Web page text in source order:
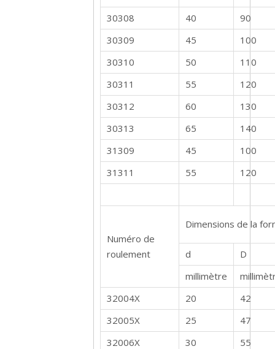
30308
40
90
30309
45
100
30310
50
110
30311
55
120
30312
60
130
30313
65
140
31309
45
100
31311
55 120
Numéro de
roulement
Dimensions de la
d
D
millimètre
32004X
20
42
32005X
25
47
32006X
30
55